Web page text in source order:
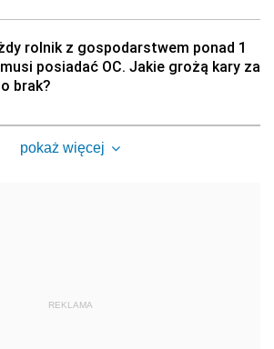
rolnik z gospodarstwem ponad 1
posiadać OC. Jakie grożą kary za
brak?
pokaż więcej
REKLAMA